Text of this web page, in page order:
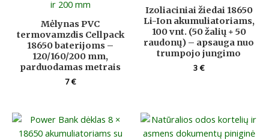
Mėlynas PVC
termovamzdis Cellpack
18650 baterijoms –
120/160/200 mm,
parduodamas metrais
7€
Izoliaciniai žiedai 18650
Li-Ion akumuliatoriams,
100 vnt. (50 žalių + 50
raudonų) – apsauga nuo
trumpojo jungimo
3€